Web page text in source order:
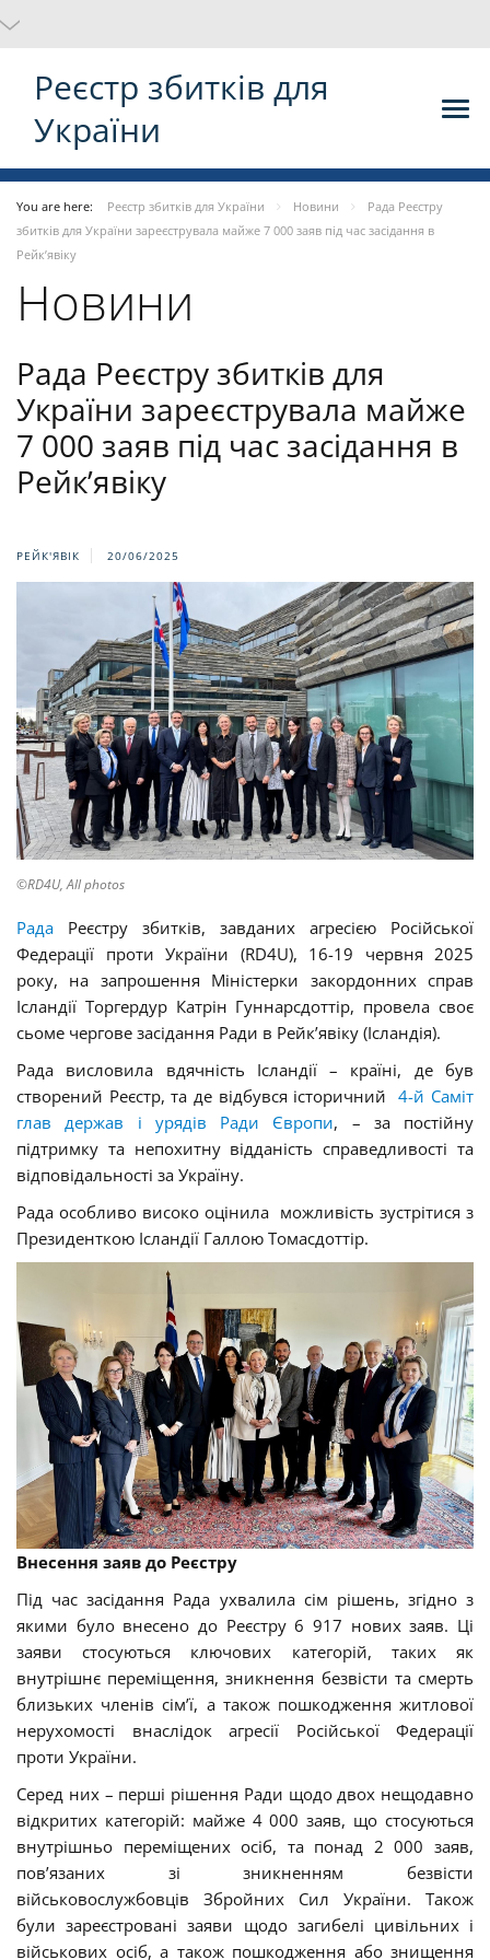
Реєстр збитків для
України
You are here: Реєстр збитків для України Новини
Рада Реєстру
збитків для України зареєструвала майже 7 000 заяв під час засідання в
Рейк’явіку
Новини
Рада Реєстру збитків для
України зареєструвала майже
7 000 заяв під час засідання в
Рейк’явіку
РЕЙК'ЯВІК 20/06/2025
©RD4U, All photos
Рада Реєстру збитків, завданих агресією Російської
Федерації проти України (RD4U), 16-19 червня 2025
року, на запрошення Міністерки закордонних справ
Ісландії Торгердур Катрін Гуннарсдоттір, провела своє
сьоме чергове засідання Ради в Рейк’явіку (Ісландія).
Рада висловила вдячність Ісландії – країні, де був
створений Реєстр, та де відбувся історичний4-й Саміт
глав держав і урядів Ради Європи, – за постійну
підтримку та непохитну відданість справедливості та
відповідальності за Україну.
Рада особливо високо оцінила можливість зустрітися з
Президенткою Ісландії Галлою Томасдоттір.
Внесення заяв до Реєстру
Під час засідання Рада ухвалила сім рішень, згідно з
якими було внесено до Реєстру 6 917 нових заяв. Ці
заяви стосуються ключових категорій, таких як
внутрішнє переміщення, зникнення безвісти та смерть
близьких членів сім’ї, а також пошкодження житлової
нерухомості внаслідок агресії Російської Федерації
проти України.
Серед них – перші рішення Ради щодо двох нещодавно
відкритих категорій: майже 4 000 заяв, що стосуються
внутрішньо переміщених осіб, та понад 2 000 заяв,
пов’язаних зі зникненням безвісти
військовослужбовців Збройних Сил України. Також
були зареєстровані заяви щодо загибелі цивільних і
військових осіб, а також пошкодження або знищення